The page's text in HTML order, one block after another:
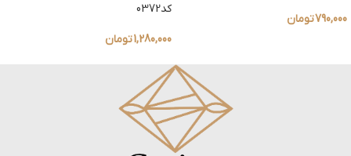
790,000تومان
کد0372
1,280,000تومان